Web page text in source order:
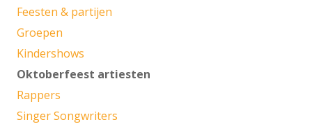
Feesten & partijen
Groepen
Kindershows
Oktoberfeest artiesten
Rappers
Singer Songwriters